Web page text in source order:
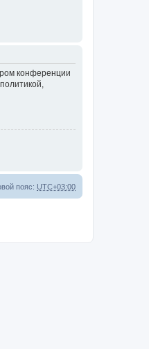
конференции
пояс: UTC+03:00